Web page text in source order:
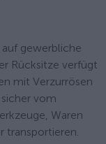
gewerbliche
Rücksitze verfügt
mit Verzurrösen
vom
Waren
transportieren.